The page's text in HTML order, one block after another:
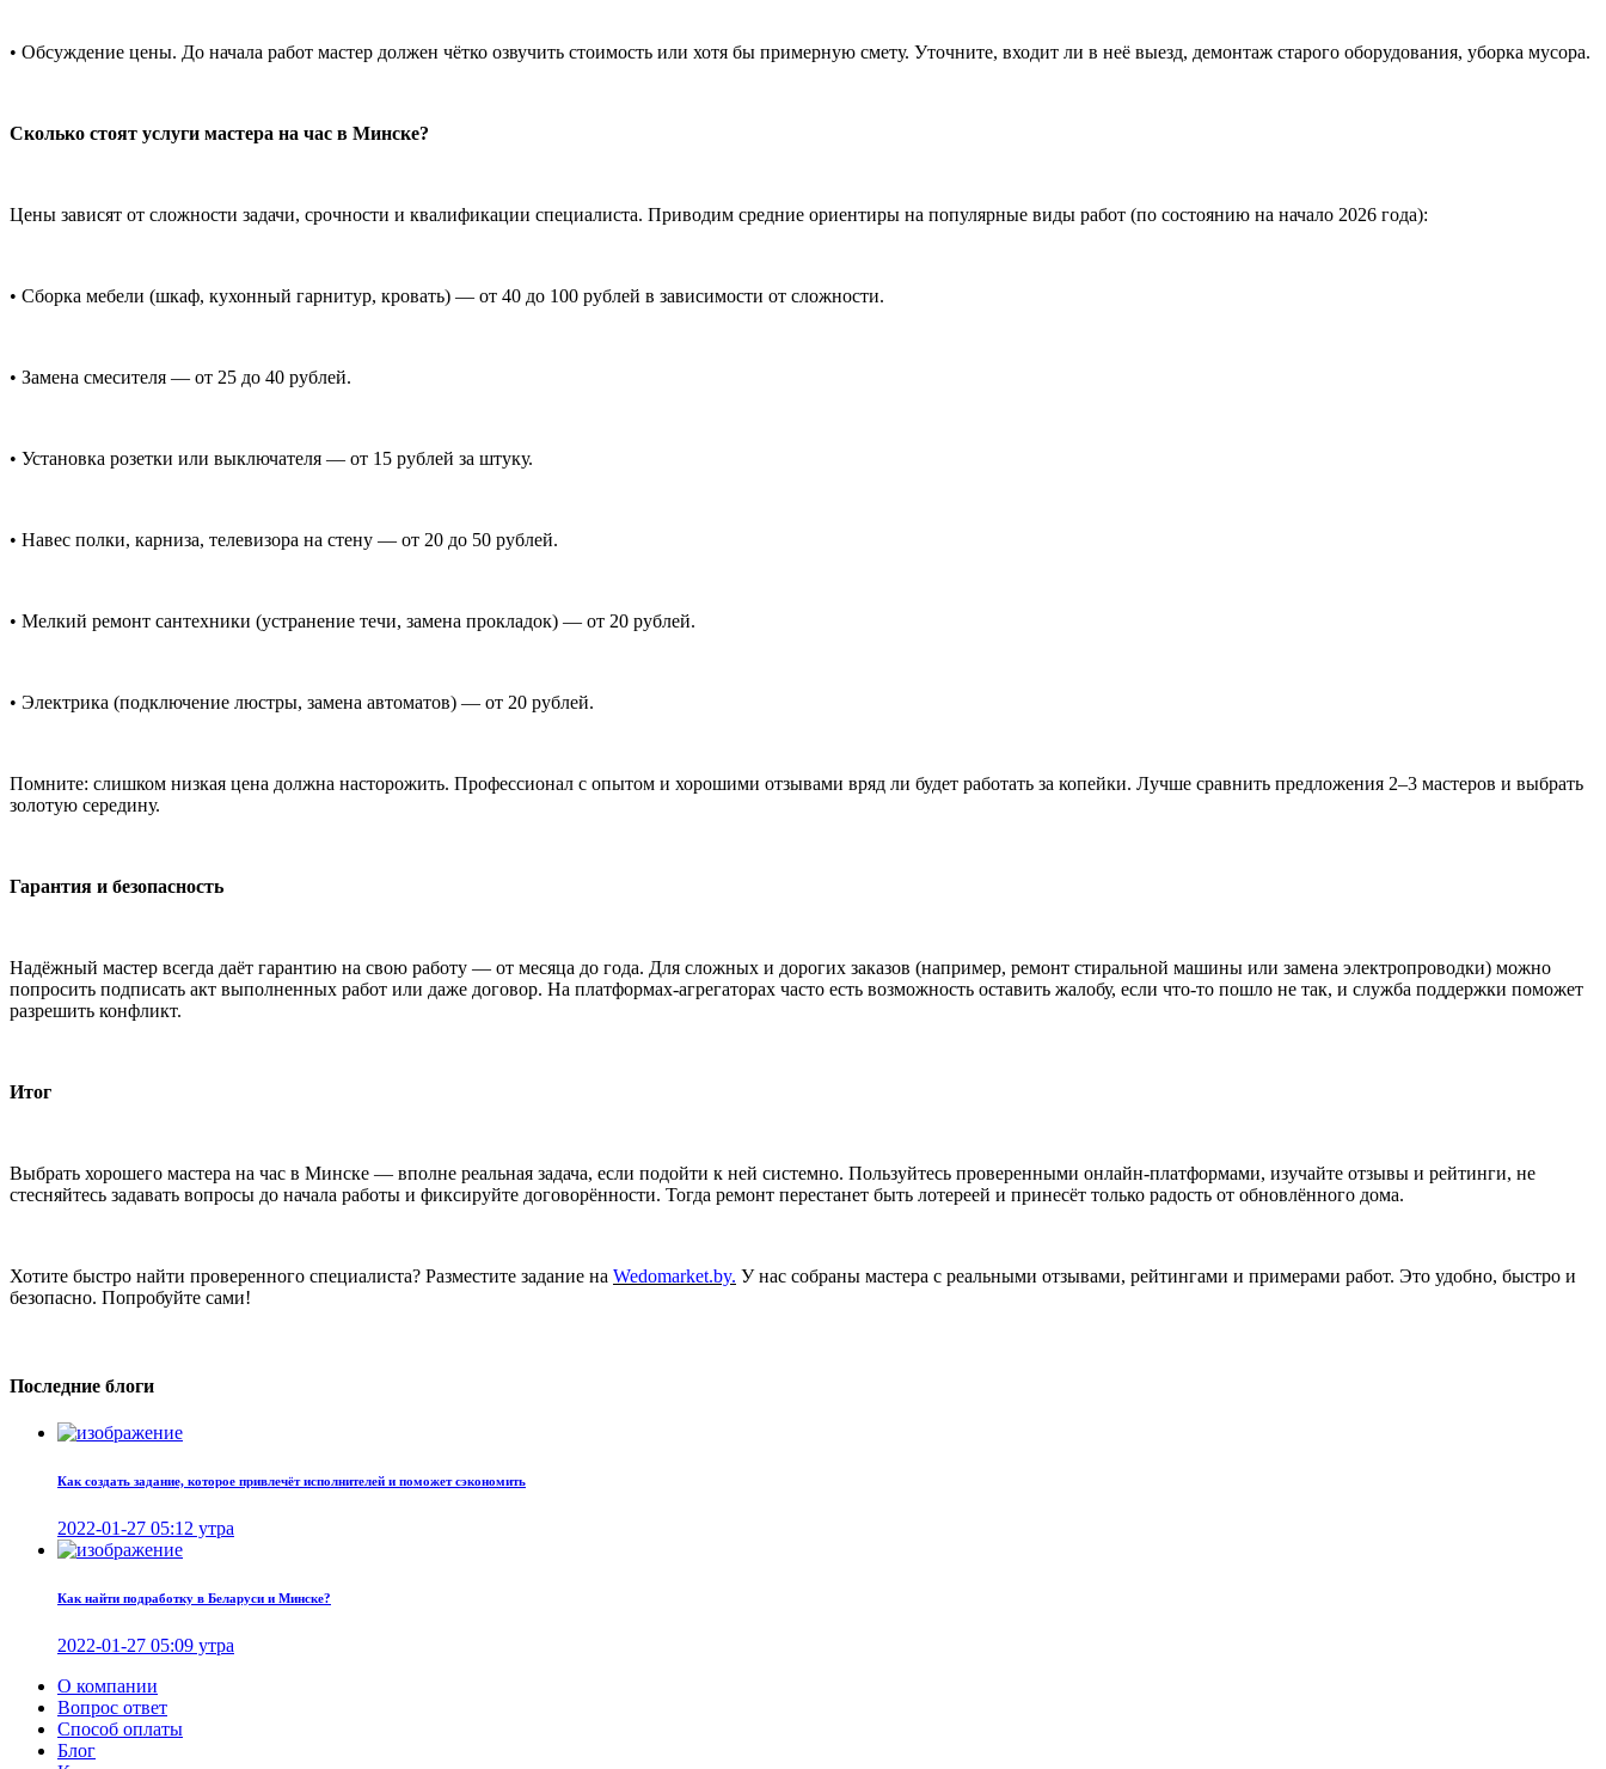
• Обсуждение цены. До начала работ мастер должен чётко озвучить стоимость или хотя бы примерную смету. Уточните, входит ли в неё выезд, демонтаж старого оборудования, уборка мусора.
Сколько стоят услуги мастера на час в Минске?
Цены зависят от сложности задачи, срочности и квалификации специалиста. Приводим средние ориентиры на популярные виды работ (по состоянию на начало 2026 года):
• Сборка мебели (шкаф, кухонный гарнитур, кровать) — от 40 до 100 рублей в зависимости от сложности.
• Замена смесителя — от 25 до 40 рублей.
• Установка розетки или выключателя — от 15 рублей за штуку.
• Навес полки, карниза, телевизора на стену — от 20 до 50 рублей.
• Мелкий ремонт сантехники (устранение течи, замена прокладок) — от 20 рублей.
• Электрика (подключение люстры, замена автоматов) — от 20 рублей.
Помните: слишком низкая цена должна насторожить. Профессионал с опытом и хорошими отзывами вряд ли будет работать за копейки. Лучше сравнить предложения 2–3 мастеров и выбрать
золотую середину.
Гарантия и безопасность
Надёжный мастер всегда даёт гарантию на свою работу — от месяца до года. Для сложных и дорогих заказов (например, ремонт стиральной машины или замена электропроводки) можно
попросить подписать акт выполненных работ или даже договор. На платформах‑агрегаторах часто есть возможность оставить жалобу, если что‑то пошло не так, и служба поддержки поможет
разрешить конфликт.
Итог
Выбрать хорошего мастера на час в Минске — вполне реальная задача, если подойти к ней системно. Пользуйтесь проверенными онлайн‑платформами, изучайте отзывы и рейтинги, не
стесняйтесь задавать вопросы до начала работы и фиксируйте договорённости. Тогда ремонт перестанет быть лотереей и принесёт только радость от обновлённого дома.
Хотите быстро найти проверенного специалиста? Разместите задание на Wedomarket.by. У нас собраны мастера с реальными отзывами, рейтингами и примерами работ. Это удобно, быстро и
безопасно. Попробуйте сами!
Последние блоги
Как создать задание, которое привлечёт исполнителей и поможет сэкономить
2022-01-27 05:12 утра
Как найти подработку в Беларуси и Минске?
2022-01-27 05:09 утра
О компании
Вопрос ответ
Способ оплаты
Блог